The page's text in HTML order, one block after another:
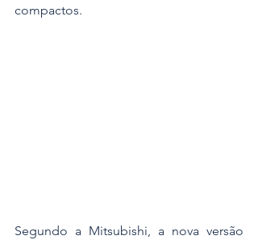
compactos.
Segundo a Mitsubishi, a nova versão